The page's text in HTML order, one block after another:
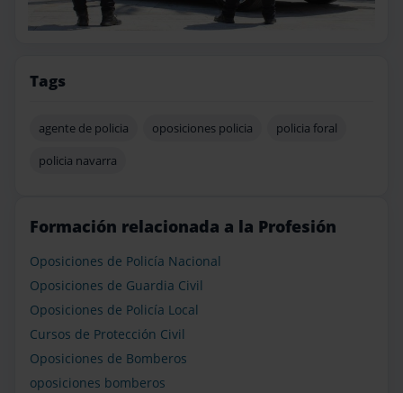
Tags
agente de policia oposiciones policia
policia foral
policia navarra
Formación relacionada a la Profesión
Oposiciones de Policía Nacional
Oposiciones de Guardia Civil
Oposiciones de Policía Local
Cursos de Protección Civil
Oposiciones de Bomberos
oposiciones bomberos